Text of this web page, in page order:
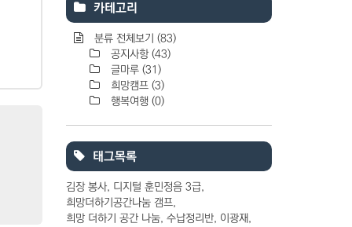
카테고리
분류 전체보기 (83)
공지사항(43)
글마루 (31)
희망캠프 (3)
행복여행 (0)
태그목록
김장 봉사 디지털 훈민정음 3급
희망더하기공간나눔 갬프
희망 더하기 공간 나눔 수납정리반 이광재